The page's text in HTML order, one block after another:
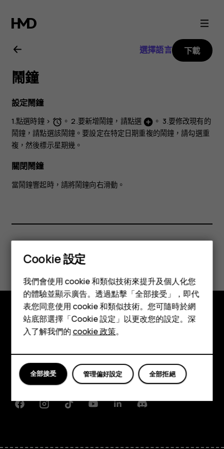
Nokia
C2
用
戶
指
南
智慧型手機
功能型手機
配件
平板電腦
選擇語言 下載
鬧鐘
設定鬧鐘
1.點選時鐘> access_alarm 。 2.要新增鬧鐘，請點選 add_circle 。 3.要修改現有的
鬧鐘，請點選該鬧鐘。要設定在特定日期重複的鬧鐘，請勾選重
複 ，然後標示星期幾。
關閉鬧鐘
當鬧鐘響起時，請將鬧鐘向右滑動。
您認為這有幫助嗎？
是 否
探索
Planet and people
FacebookInstagramTiktokYoutubeLinkedinDiscord
Cookie 設定
我們會使用 cookie 和類似技術來提升及個人化您
的體驗並顯示廣告。透過點擊「全部接受」，即代
表您同意使用 cookie 和類似技術。您可隨時於網
站底部選擇「Cookie 設定」以更改您的設定。深
入了解我們的cookie 政策。
全部拒絕
管理偏好設定
全部接受